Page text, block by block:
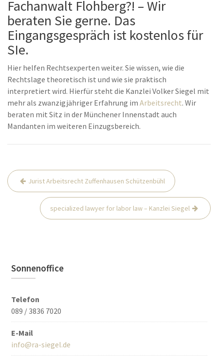
Fachanwalt Flohberg?! – Wir
beraten Sie gerne. Das
Eingangsgespräch ist kostenlos für
SIe.
Hier helfen Rechtsexperten weiter. Sie wissen, wie die
Rechtslage theoretisch ist und wie sie praktisch
interpretiert wird. Hierfür steht die Kanzlei Volker Siegel mit
mehr als zwanzigjähriger Erfahrung im Arbeitsrecht. Wir
beraten mit Sitz in der Münchener Innenstadt auch
Mandanten im weiteren Einzugsbereich.
Beitrags-
Navigation
Jurist Arbeitsrecht Zuffenhausen Schützenbühl
specialized lawyer for labor law – Kanzlei Siegel
Sonnenoffice
Telefon
089 / 3836 7020
E-Mail
info@ra-siegel.de